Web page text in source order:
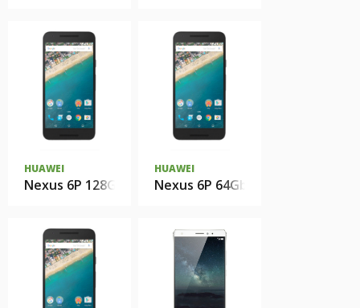
HUAWEI
Nexus 6P 128Gb
HUAWEI
Nexus 6P 64Gb